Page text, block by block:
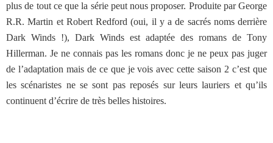
plus de tout ce que la série peut nous proposer. Produite par George
R.R. Martin et Robert Redford (oui, il y a de sacrés noms derrière
Dark Winds !), Dark Winds est adaptée des romans de Tony
Hillerman. Je ne connais pas les romans donc je ne peux pas juger
de l’adaptation mais de ce que je vois avec cette saison 2 c’est que
les scénaristes ne se sont pas reposés sur leurs lauriers et qu’ils
continuent d’écrire de très belles histoires.